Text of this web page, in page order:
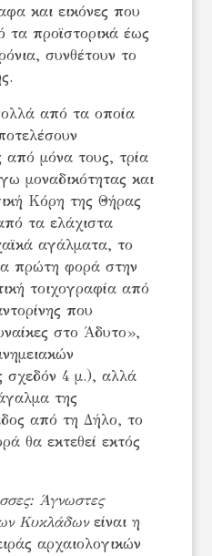
και εικόνες που
τα προϊστορικά έως
συνθέτουν το
από τα οποία
από μόνα τους, τρία
μοναδικότητας και
Κόρη της Θήρας
τα ελάχιστα
αγάλματα, το
πρώτη φορά στην
τοιχογραφία από
που
στο Άδυτο»,
σχεδόν 4 μ.), αλλά
της
από τη Δήλο, το
θα εκτεθεί εκτός
Άγνωστες
Κυκλάδωνείναι η
αρχαιολογικών